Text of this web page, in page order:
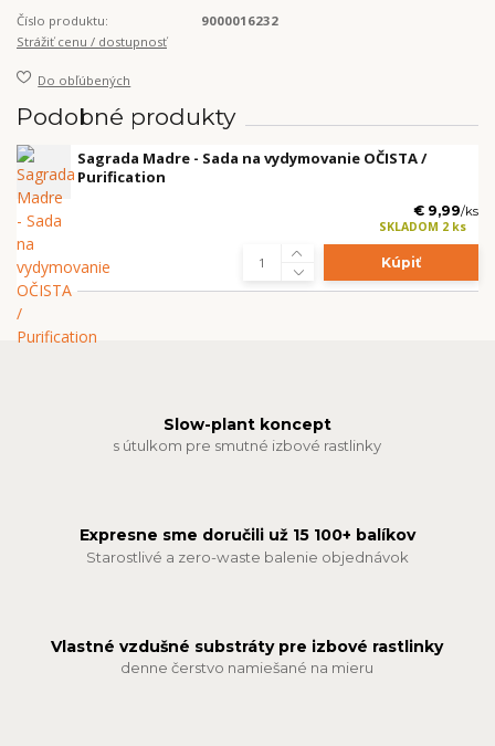
Číslo produktu:
9000016232
Strážiť cenu / dostupnosť
Do obľúbených
Podobné produkty
Sagrada Madre - Sada na vydymovanie OČISTA /
Purification
€ 9,99/ks
SKLADOM 2 ks
Kúpiť
Slow-plant koncept
s útulkom pre smutné izbové rastlinky
Expresne sme doručili už 15 100+ balíkov
Starostlivé a zero-waste balenie objednávok
Vlastné vzdušné substráty pre izbové rastlinky
denne čerstvo namiešané na mieru